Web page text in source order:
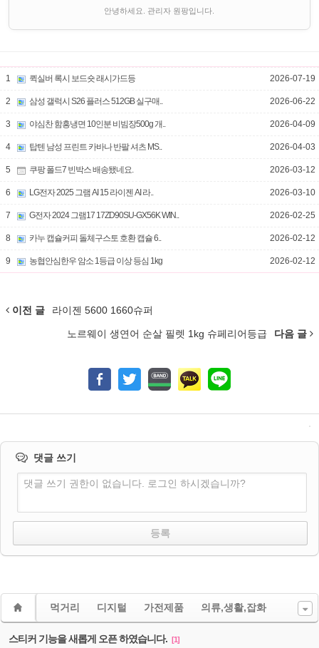
안녕하세요. 관리자 원팡입니다.
1 퀵실버 록시 보드숏 래시가드등 2026-07-19
2 삼성 갤럭시 S26 플러스 512GB 실구매.. 2026-06-22
3 야심찬 함흥냉면 10인분 비빔장500g 개.. 2026-04-09
4 탑텐 남성 프린트 카바나 반팔 셔츠 MS.. 2026-04-03
5 쿠팡 폴드7 빈박스 배송됐네요. 2026-03-12
6 LG전자 2025 그램 AI 15 라이젠 AI 라.. 2026-03-10
7 G전자 2024 그램17 17ZD90SU-GX56K WIN.. 2026-02-25
8 카누 캡슐커피 돌체구스토 호환 캡슐 6.. 2026-02-12
9 농협안심한우 암소 1등급 이상 등심 1kg 2026-02-12
이전 글 라이젠 5600 1660슈퍼
노르웨이 생연어 순살 필렛 1kg 슈페리어등급 다음 글
댓글 쓰기
댓글 쓰기 권한이 없습니다. 로그인 하시겠습니까?
먹거리 디지털 가전제품 의류,생활,잡화
스티커 기능을 새롭게 오픈 하였습니다. [1]